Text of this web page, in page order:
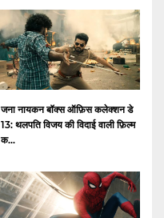
जना नायकन बॉक्स ऑफ़िस कलेक्शन डे
13: थलपति विजय की विदाई वाली फ़िल्म
क...